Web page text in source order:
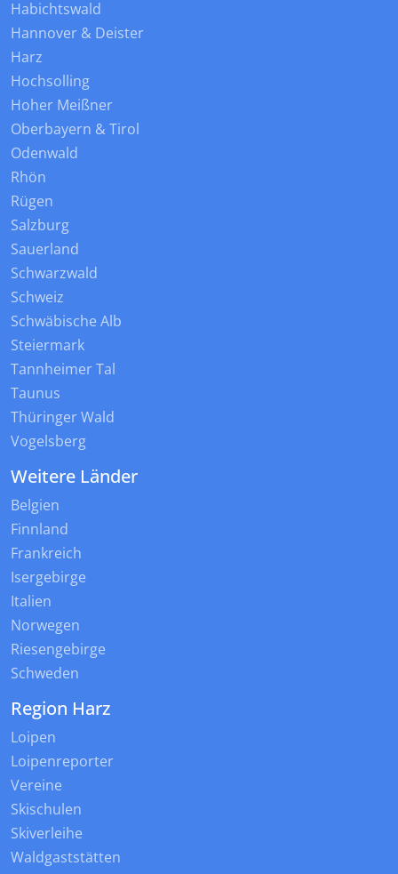
Habichtswald
Hannover & Deister
Harz
Hochsolling
Hoher Meißner
Oberbayern & Tirol
Odenwald
Rhön
Rügen
Salzburg
Sauerland
Schwarzwald
Schweiz
Schwäbische Alb
Steiermark
Tannheimer Tal
Taunus
Thüringer Wald
Vogelsberg
Weitere Länder
Belgien
Finnland
Frankreich
Isergebirge
Italien
Norwegen
Riesengebirge
Schweden
Region Harz
Loipen
Loipenreporter
Vereine
Skischulen
Skiverleihe
Waldgaststätten